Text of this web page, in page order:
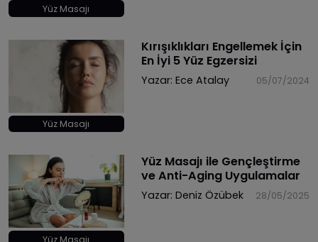
Yüz Masajı
Yüz Masajı
Kırışıklıkları Engellemek İçin
En İyi 5 Yüz Egzersizi
Yazar: Ece Atalay 05/07/2024
Yüz Masajı
Yüz Masajı ile Gençleştirme
ve Anti-Aging Uygulamalar
Yazar: Deniz Özübek 28/05/2025